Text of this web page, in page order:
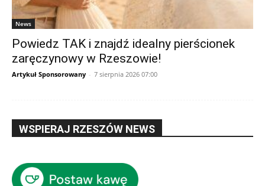
News
Powiedz TAK i znajdź idealny pierścionek
zaręczynowy w Rzeszowie!
Artykuł Sponsorowany - 7 sierpnia 2026 07:00
WSPIERAJ RZESZÓW NEWS